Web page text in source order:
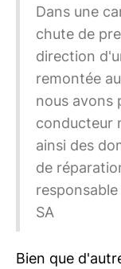
Dans une
chute de
direction
remontée
nous avons
conducteur
ainsi des
de
SA
Bien que